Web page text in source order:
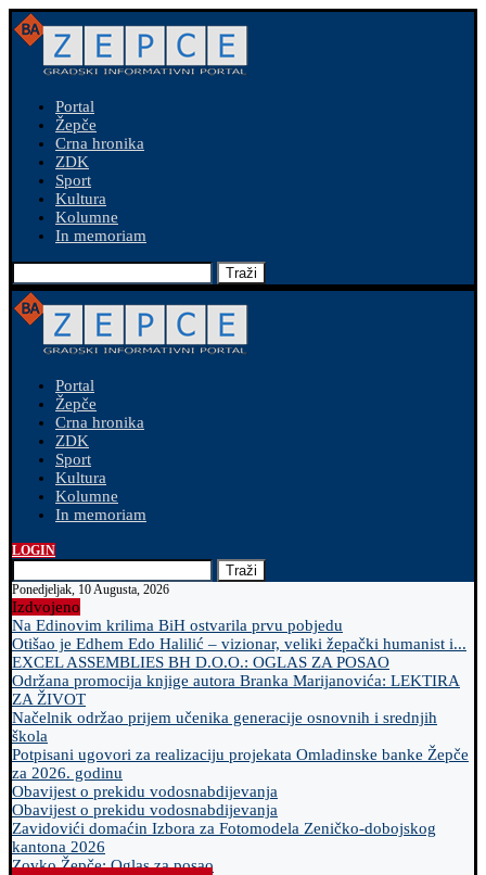
Portal
Žepče
Crna hronika
ZDK
Sport
Kultura
Kolumne
In memoriam
Traži
Portal
Žepče
Crna hronika
ZDK
Sport
Kultura
Kolumne
In memoriam
LOGIN
Traži
Ponedjeljak, 10 Augusta, 2026
Izdvojeno
Na Edinovim krilima BiH ostvarila prvu pobjedu
Otišao je Edhem Edo Halilić – vizionar, veliki žepački humanist i...
EXCEL ASSEMBLIES BH D.O.O.: OGLAS ZA POSAO
Održana promocija knjige autora Branka Marijanovića: LEKTIRA
ZA ŽIVOT
Načelnik održao prijem učenika generacije osnovnih i srednjih
škola
Potpisani ugovori za realizaciju projekata Omladinske banke Žepče
za 2026. godinu
Obavijest o prekidu vodosnabdijevanja
Obavijest o prekidu vodosnabdijevanja
Zavidovići domaćin Izbora za Fotomodela Zeničko-dobojskog
kantona 2026
Zovko Žepče: Oglas za posao